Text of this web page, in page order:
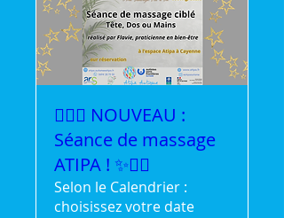
💆‍♀️✨ NOUVEAU :
Séance de massage
ATIPA ! ✨💆‍♂️
Selon le Calendrier :
choisissez votre date